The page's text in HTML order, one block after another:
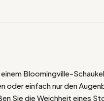
einem Bloomingville-
oder einfach nur den
Sie die Weichheit eines